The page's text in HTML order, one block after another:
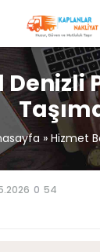
» Hizmet
0 54